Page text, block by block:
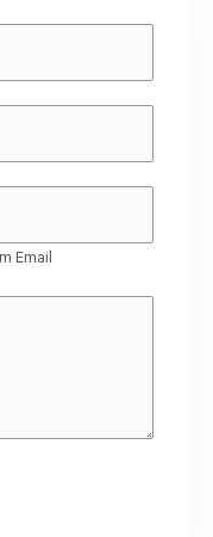
Email